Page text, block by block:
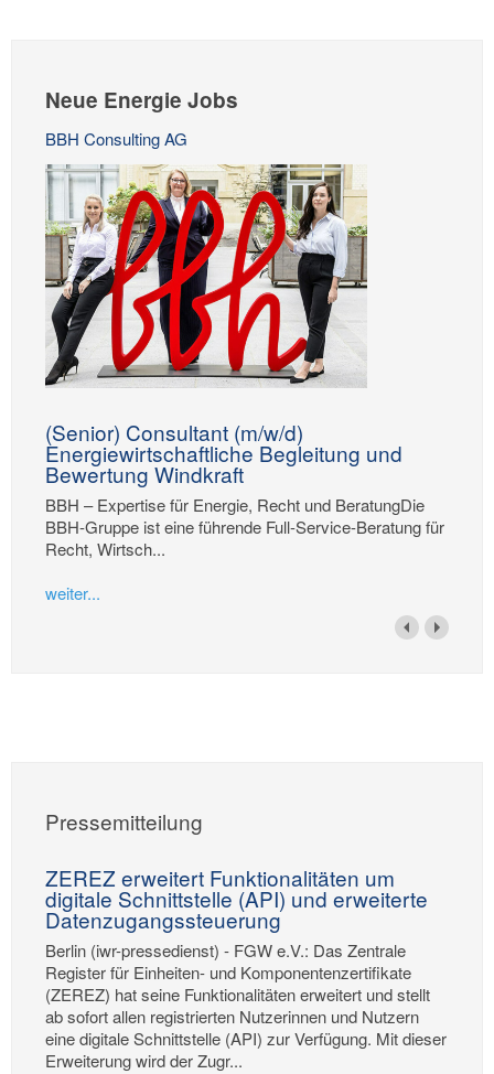
Neue Energie Jobs
BBH Consulting AG
(Senior) Consultant (m/w/d)
Energiewirtschaftliche Begleitung und
Bewertung Windkraft
BBH – Expertise für Energie, Recht und BeratungDie
BBH-Gruppe ist eine führende Full-Service-Beratung für
Recht, Wirtsch...
weiter...
Pressemitteilung
ZEREZ erweitert Funktionalitäten um
digitale Schnittstelle (API) und erweiterte
Datenzugangssteuerung
Berlin (iwr-pressedienst) - FGW e.V.: Das Zentrale
Register für Einheiten- und Komponentenzertifikate
(ZEREZ) hat seine Funktionalitäten erweitert und stellt
ab sofort allen registrierten Nutzerinnen und Nutzern
eine digitale Schnittstelle (API) zur Verfügung. Mit dieser
Erweiterung wird der Zugr...